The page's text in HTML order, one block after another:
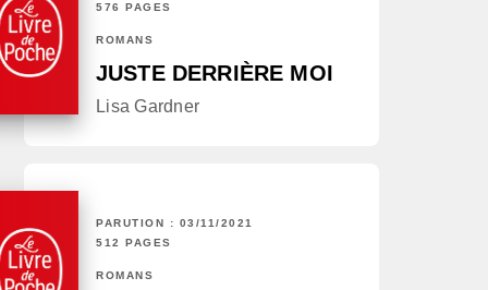
576 PAGES
ROMANS
JUSTE DERRIÈRE MOI
Lisa Gardner
PARUTION : 03/11/2021
512 PAGES
ROMANS